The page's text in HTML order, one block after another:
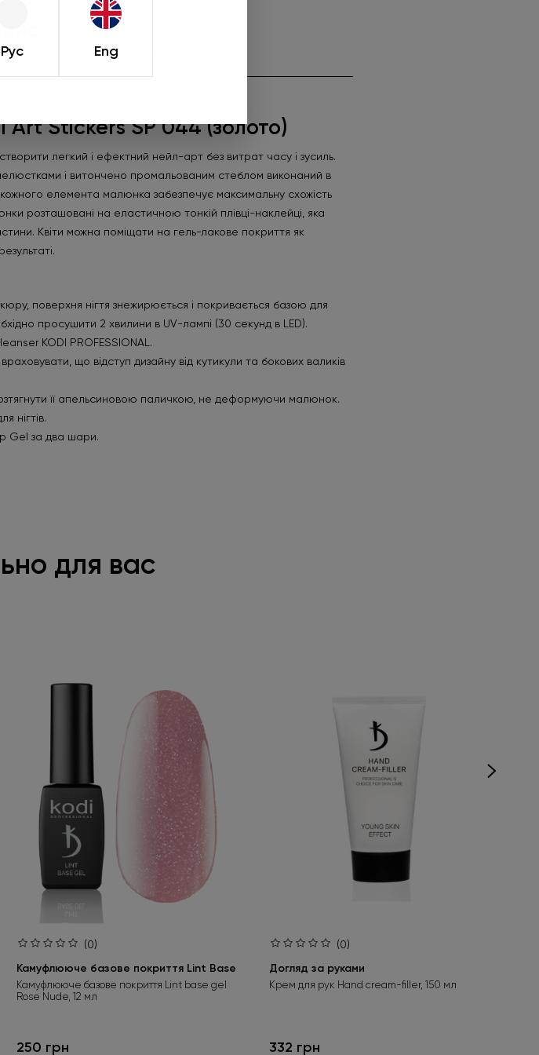
Рус Eng
Nail Art Stickers SP 044 (золото)
Art Stickers SP 044 (золото)
легкий і ефектний нейл-арт без витрат часу і зусиль.
і витончено промальованим стеблом виконаний в
елемента малюнка забезпечує максимальну схожість
розташовані на еластичною тонкій плівці-наклейці, яка
Квіти можна поміщати на гель-лакове покриття як
поверхня нігтя знежирюється і покривається базою для
просушити 2 хвилини в UV-лампі (30 секунд в LED).
KODI PROFESSIONAL.
що відступ дизайну від кутикули та бокових валиків
її апельсиновою паличкою, не деформуючи малюнок.
нігтів.
Gel за два шари.
для вас
(0)
Камуфлююче базове покриття Lint Base
Камуфлююче базове покриття Lint base gel
Rose Nude, 12 мл
250 грн
(0)
Догляд за руками
Крем для рук Hand cream-filler, 150 мл
332 грн